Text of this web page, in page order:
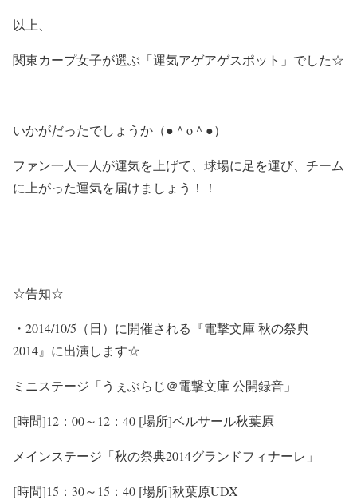
以上、
関東カープ女子が選ぶ「運気アゲアゲスポット」でした☆
いかがだったでしょうか（●＾o＾●）
ファン一人一人が運気を上げて、球場に足を運び、チーム
に上がった運気を届けましょう！！
☆告知☆
・2014/10/5（日）に開催される『電撃文庫 秋の祭典
2014』に出演します☆
ミニステージ「うぇぶらじ＠電撃文庫 公開録音」
[時間]12：00～12：40 [場所]ベルサール秋葉原
メインステージ「秋の祭典2014グランドフィナーレ」
[時間]15：30～15：40 [場所]秋葉原UDX